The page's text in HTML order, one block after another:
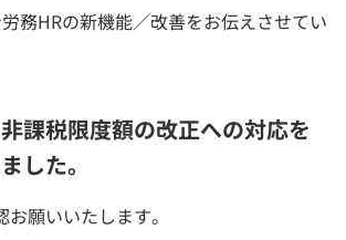
務HRの新機能／改善をお伝えさせてい
課税限度額の改正への対応を
した。
願いいたします。